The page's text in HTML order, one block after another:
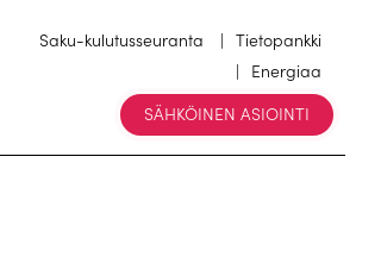
Saku-kulutusseuranta
Tietopankki
Energiaa
SÄHKÖINEN ASIOINTI